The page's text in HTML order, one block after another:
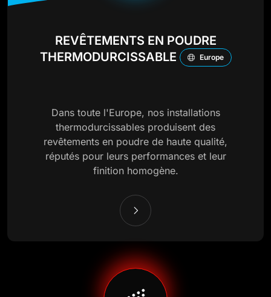
REVÊTEMENTS EN POUDRE
THERMODURCISSABLE
Europe
Dans toute l'Europe, nos installations
thermodurcissables produisent des
revêtements en poudre de haute qualité,
réputés pour leurs performances et leur
finition homogène.